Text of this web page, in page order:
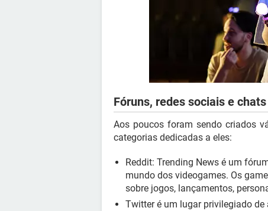
Fóruns, redes sociais e chats
Aos poucos foram sendo criados
categorias dedicadas a eles:
Reddit: Trending News é um
mundo dos videogames. Os
sobre jogos, lançamentos,
Twitter é um lugar privilegiado